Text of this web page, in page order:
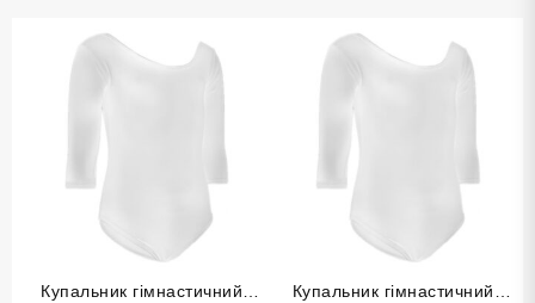
Купальник гімнастичний
Купальник гімнастичний